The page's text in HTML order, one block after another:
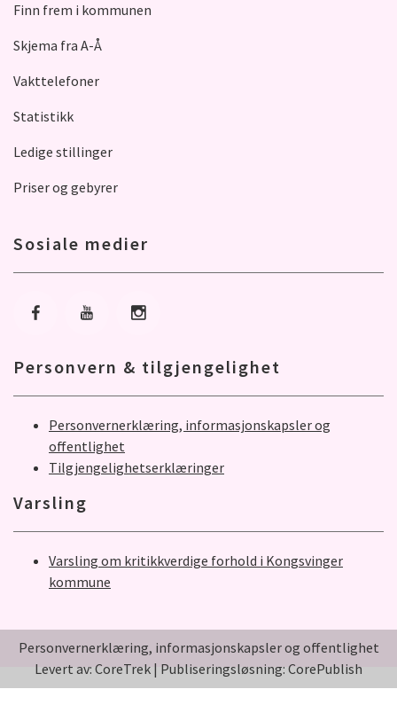
Finn frem i kommunen
Skjema fra A-Å
Vakttelefoner
Statistikk
Ledige stillinger
Priser og gebyrer
Sosiale medier
Gå til Facebook
Gå til YoutubeGå til Instagram
Personvern & tilgjengelighet
Personvernerklæring, informasjonskapsler og
offentlighet
Tilgjengelighetserklæringer
Varsling
Varsling om kritikkverdige forhold i Kongsvinger
kommune
Personvernerklæring, informasjonskapsler og offentlighet
Levert av: CoreTrek | Publiseringsløsning: CorePublish